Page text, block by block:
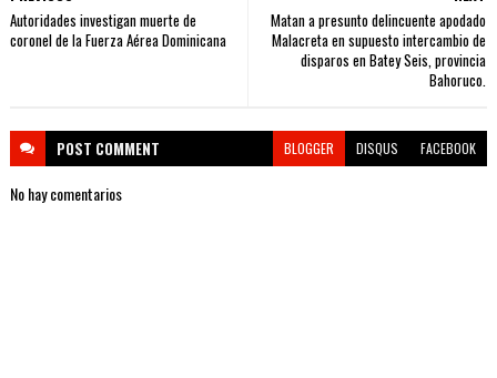
Matan a presunto delincuente apodado
Malacreta en supuesto intercambio de
disparos en Batey Seis, provincia
Bahoruco.
Autoridades investigan muerte de
coronel de la Fuerza Aérea Dominicana
POST COMMENT BLOGGER DISQUS FACEBOOK
No hay comentarios